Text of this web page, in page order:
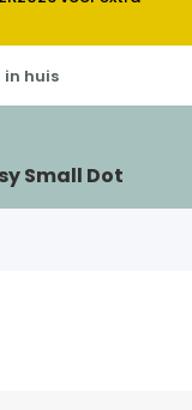
huis
Small Dot